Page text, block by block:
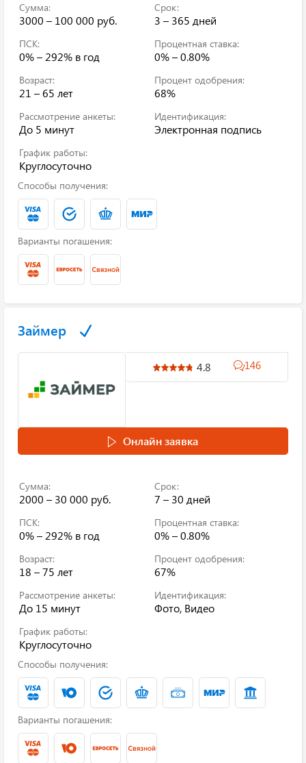
Сумма:
3000 – 100 000 руб.
Срок:
3 – 365 дней
ПСК:
0% – 292% в год
Процентная ставка:
0% – 0.80%
Возраст:
21 – 65 лет
Процент одобрения:
68%
Рассмотрение анкеты:
До 5 минут
Идентификация:
Электронная подпись
График работы:
Круглосуточно
Способы получения:
Варианты погашения:
Займер
4.8 146
Онлайн заявка
Сумма:
2000 – 30 000 руб.
Срок:
7 – 30 дней
ПСК:
0% – 292% в год
Процентная ставка:
0% – 0.80%
Возраст:
18 – 75 лет
Процент одобрения:
67%
Рассмотрение анкеты:
До 15 минут
Идентификация:
Фото, Видео
График работы:
Круглосуточно
Способы получения:
Варианты погашения: